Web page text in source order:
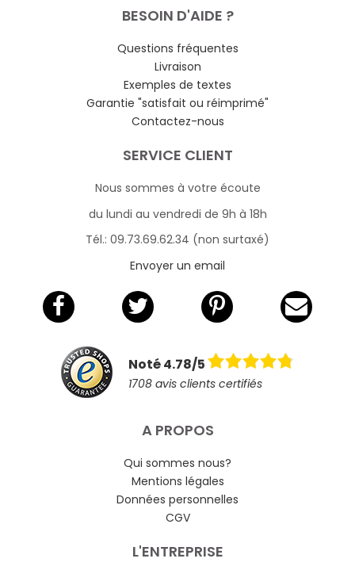
BESOIN D'AIDE ?
Questions fréquentes
Livraison
Exemples de textes
Garantie "satisfait ou réimprimé"
Contactez-nous
SERVICE CLIENT
Nous sommes à votre écoute
du lundi au vendredi de 9h à 18h
Tél.: 09.73.69.62.34 (non surtaxé)
Envoyer un email
Noté 4.78/5
1708 avis clients certifiés
A PROPOS
Qui sommes nous?
Mentions légales
Données personnelles
CGV
L'ENTREPRISE